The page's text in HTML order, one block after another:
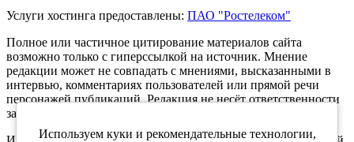
Услуги хостинга предоставлены: ПАО "Ростелеком"
Полное или частичное цитирование материалов сайта
возможно только с гиперссылкой на источник. Мнение
редакции может не совпадать с мнениями, высказанными в
интервью, комментариях пользователей или прямой речи
персонажей публикаций. Редакция не несёт ответственности
за текст комментариев читателей.
Используем куки и рекомендательные технологии,